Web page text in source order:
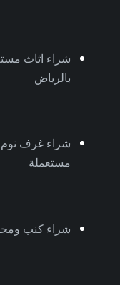
شراء اثاث
بالرياض
شراء غرف نوم
مستعملة
شراء كنب